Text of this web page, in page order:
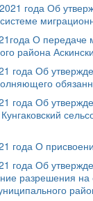
года Об
О передаче
района
года Об
года Об
года О
года Об
разрешения